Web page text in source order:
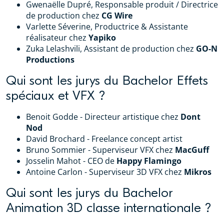
Gwenaëlle Dupré, Responsable produit / Directrice
de production chez CG Wire
Varlette Séverine, Productrice & Assistante
réalisateur chez Yapiko
Zuka Lelashvili, Assistant de production chez GO-N
Productions
Qui sont les jurys du Bachelor Effets
spéciaux et VFX ?
Benoit Godde - Directeur artistique chez Dont
Nod
David Brochard - Freelance concept artist
Bruno Sommier - Superviseur VFX chez MacGuff
Josselin Mahot - CEO de Happy Flamingo
Antoine Carlon - Superviseur 3D VFX chez Mikros
Qui sont les jurys du Bachelor
Animation 3D classe internationale ?